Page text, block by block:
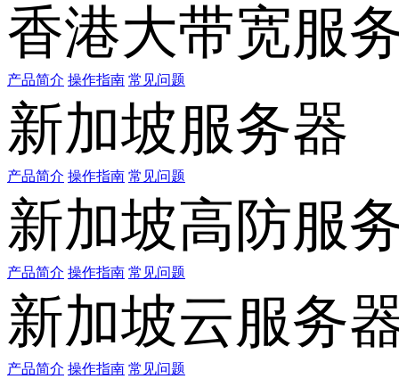
香港大带宽服
产品简介 操作指南 常见问题
新加坡服务器
产品简介 操作指南 常见问题
新加坡高防服
产品简介 操作指南 常见问题
新加坡云服务
产品简介 操作指南 常见问题